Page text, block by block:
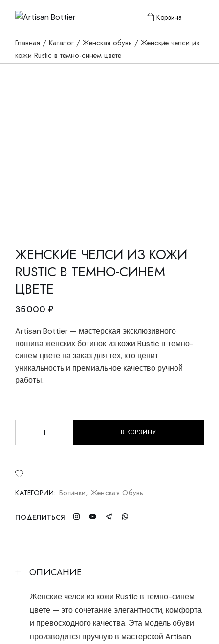
Корзина
Главная Каталог Женская обувь
Женские челси из
кожи Rustic в темно-синем цвете
ЖЕНСКИЕ ЧЕЛСИ ИЗ КОЖИ
RUSTIC В ТЕМНО-СИНЕМ
ЦВЕТЕ
35000 ₽
Artisan Bottier — мастерская эксклюзивного
пошива женских ботинок из кожи Rustic в темно-
синем цвете на заказ для тех, кто ценит
уникальность и премиальное качество ручной
работы.
Женские челси из кожи Rustic в темно-синем цвете
В КОРЗИНУ
КАТЕГОРИИ: Ботинки, Женская Обувь
ПОДЕЛИТЬСЯ:
ОПИСАНИЕ
Женские челси из кожи Rustic в темно-синем
цвете — это сочетание элегантности, комфорта
и превосходного качества. Эта модель обуви
производится вручную в мастерской Artisan